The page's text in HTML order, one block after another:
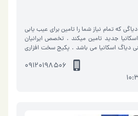
دیاگ اسکانیا Scania VCI3 دیاگی که تمام نیاز شما را تامین برای عیب یابی
کامیون اسکانیا و اتوبوس اسکانیا جدید تامین میکند . تخصص ایرانیان
دیاگ آموزش تخصصی و فنی دیاگ اسکانیا می باشد . پکیج سخت افزاری
09120198506